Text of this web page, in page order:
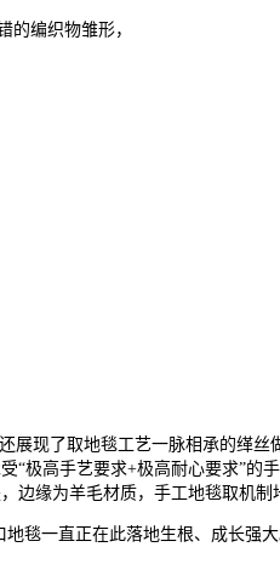
编织物雏形，
展现了取地毯工艺一脉相承的缂丝
“极高手艺要求+极高耐心要求”的
缘为羊毛材质，手工地毯取机制
一直正在此落地生根、成长强大